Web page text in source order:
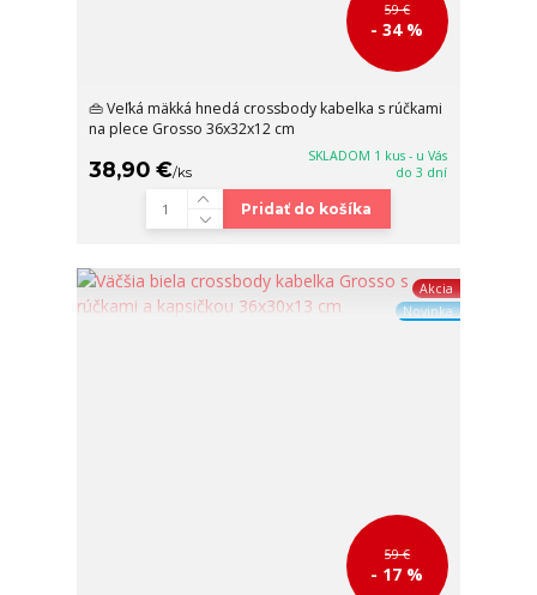
59 €
- 34 %
👜 Veľká mäkká hnedá crossbody kabelka s rúčkami
na plece Grosso 36x32x12 cm
38,90 €/ks
SKLADOM 1 kus - u Vás
do 3 dní
Pridať do košíka
Akcia
Novinka
59 €
- 17 %